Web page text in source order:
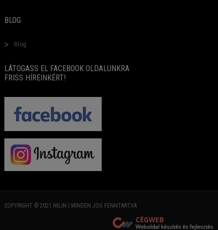
BLOG
Blog
LÁTOGASS EL FACEBOOK OLDALUNKRA
FRISS HÍREINKÉRT!
COPYRIGHT © 2021 NILIN | MINDEN JOG FENNTARTVA